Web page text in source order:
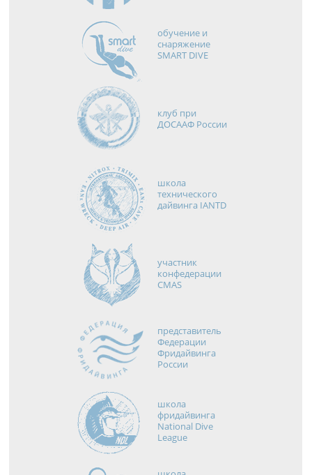
обучение и
снаряжение
SMART DIVE
клуб при
ДОСААФ России
школа
технического
дайвинга IANTD
участник
конфедерации
CMAS
представитель
Федерации
Фридайвинга
России
школа
фридайвинга
National Dive
League